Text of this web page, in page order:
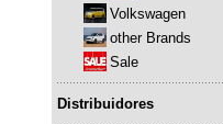
Volkswagen
other Brands
Sale
Distribuidores